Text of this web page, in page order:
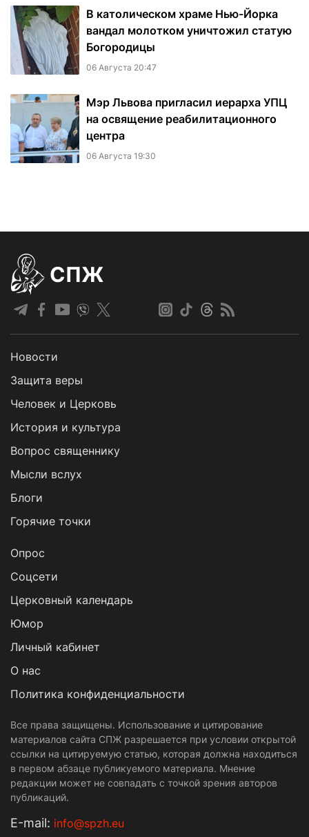
В католическом храме Нью-Йорка
вандал молотком уничтожил статую
Богородицы
06 Августа 20:47
Мэр Львова пригласил иерарха УПЦ
на освящение реабилитационного
центра
06 Августа 19:30
СПЖ
Новости
Защита веры
Человек и Церковь
История и культура
Вопрос священнику
Мысли вслух
Блоги
Горячие точки
Опрос
Cоцсети
Церковный календарь
Юмор
Личный кабинет
О нас
Политика конфиденциальности
Все права защищены. Использование и цитирование
материалов сайта СПЖ разрешается при условии открытой
ссылки на цитируемую статью, которая должна находиться
в первом абзаце публикуемого материала. Мнение
редакции может не совпадать с точкой зрения авторов
публикаций.
Е-mail: info@spzh.eu